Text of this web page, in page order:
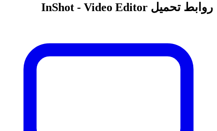
روابط تحميل InShot - Video Editor